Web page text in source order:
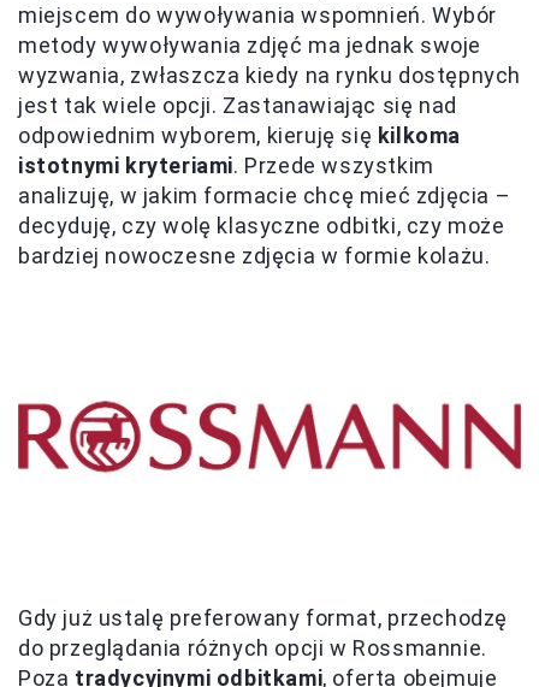
miejscem do wywoływania wspomnień. Wybór
metody wywoływania zdjęć ma jednak swoje
wyzwania, zwłaszcza kiedy na rynku dostępnych
jest tak wiele opcji. Zastanawiając się nad
odpowiednim wyborem, kieruję się kilkoma
istotnymi kryteriami. Przede wszystkim
analizuję, w jakim formacie chcę mieć zdjęcia –
decyduję, czy wolę klasyczne odbitki, czy może
bardziej nowoczesne zdjęcia w formie kolażu.
Gdy już ustalę preferowany format, przechodzę
do przeglądania różnych opcji w Rossmannie.
Poza tradycyjnymi odbitkami, oferta obejmuje